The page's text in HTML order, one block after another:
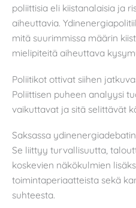
poliittisia eli kiistanalaisia ja
aiheuttavia.
mitä suurimmissa määrin
mielipiteitä aiheuttava
Poliitikot ottivat siihen
Poliittisen puheen analyysi
vaikuttavat ja sitä selittävät
Saksassa
Se liittyy turvallisuutta,
koskevien näkökulmien
toimintaperiaatteista sekä
suhteesta.